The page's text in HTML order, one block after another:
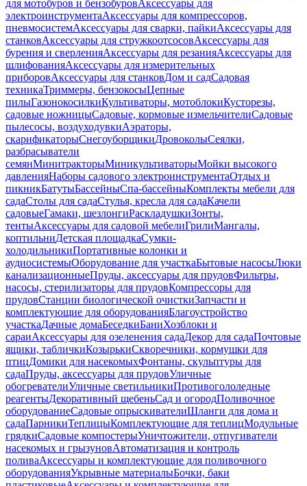
для мотобуров и бензобуровАксессуары для
электроинструментаАксессуары для компрессоров,
пневмосистемАксессуары для сварки, пайкиАксессуары для
станковАксессуары для стружкоотсосовАксессуары для
бурения и сверленияАксессуары для резанияАксессуары для
шлифованияАксессуары для измерительных
приборовАксессуары для станковДом и садСадовая
техникаТриммеры, бензокосыЦепные
пилыГазонокосилкиКультиваторы, мотоблокиКусторезы,
садовые ножницыСадовые, кормовые измельчителиСадовые
пылесосы, воздуходувкиАэраторы,
скарификаторыСнегоуборщикиДровоколыСеялки,
разбрасыватели
семянМинитракторыМиникультиваторыМойки высокого
давленияНаборы садового электроинструментаОтдых и
пикникБатутыБассейныСпа-бассейныКомплекты мебели для
садаСтолы для садаСтулья, кресла для садаКачели
садовыеГамаки, шезлонгиРаскладушкиЗонты,
тентыАксессуары для садовой мебелиГрилиМангалы,
коптильниДетская площадкаСумки-
холодильникиПортативные колонки и
аудиосистемыОборудование для участкаБытовые насосыЛюки
канализационныеПруды, аксессуары для прудовФильтры,
насосы, стерилизаторы для прудовКомпрессоры для
прудовСтанции биологической очисткиЗапчасти и
комплектующие для оборудованияБлагоустройство
участкаДачные домаБеседкиБаниХозблоки и
сараиАксессуары для озеленения садаДекор для садаПочтовые
ящики, табличкиКозырькиСкворечники, кормушки для
птицДомики для насекомыхФонтаны, скульптуры для
садаПруды, аксессуары для прудовУличные
обогревателиУличные светильникиПротивогололедные
реагентыДекоративный щебеньСад и огородПоливочное
оборудованиеСадовые опрыскивателиШланги для дома и
садаПарникиТеплицыКомплектующие для теплицМодульные
грядкиСадовые компостерыУничтожители, отпугиватели
насекомых и грызуновАвтоматизация и контроль
поливаАксессуары и комплектующие для поливочного
оборудованияУкрывные материалыБочки, баки